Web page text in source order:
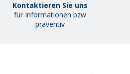
Kontaktieren Sie uns
für Informationen bzw
präventiv